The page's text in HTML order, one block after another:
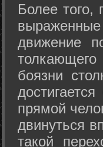
Более того,
движение
боязни
прямой
двинуться
такой